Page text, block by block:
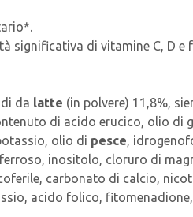
significativa di vitamine C, D e
da latte (in polvere) 11,8%,
di acido erucico, olio
olio di pesce,
inositolo, cloruro di
carbonato di calcio,
acido folico,